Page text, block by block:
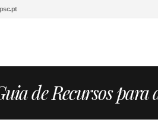
de Recursos para